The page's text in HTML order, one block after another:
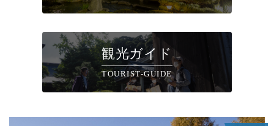
観光ガイド
TOURIST-GUIDE